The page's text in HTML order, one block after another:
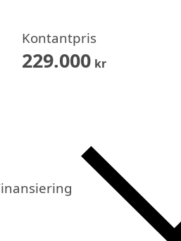
Kontantpris
229.000kr